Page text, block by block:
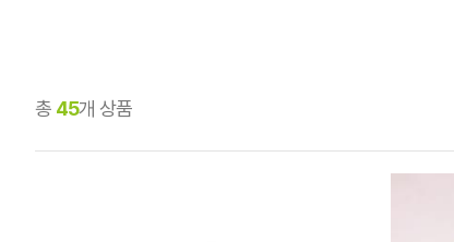
총 45개 상품